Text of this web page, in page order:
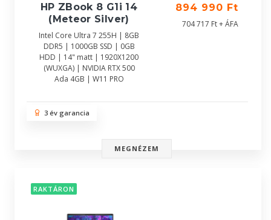
HP ZBook 8 G1i 14
(Meteor Silver)
Intel Core Ultra 7 255H | 8GB
DDR5 | 1000GB SSD | 0GB
HDD | 14" matt | 1920X1200
(WUXGA) | NVIDIA RTX 500
Ada 4GB | W11 PRO
894 990 Ft
704 717 Ft + ÁFA
3 év garancia
MEGNÉZEM
RAKTÁRON